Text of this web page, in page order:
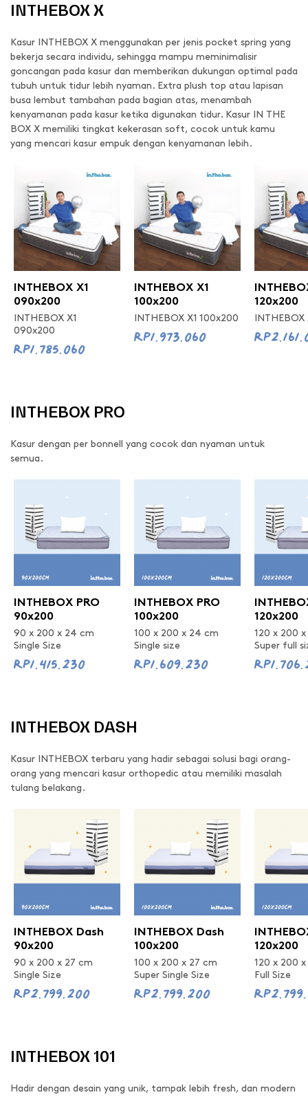
INTHEBOX X
Kasur INTHEBOX X menggunakan per jenis pocket spring yang
bekerja secara individu, sehingga mampu meminimalisir
goncangan pada kasur dan memberikan dukungan optimal pada
tubuh untuk tidur lebih nyaman. Extra plush top atau lapisan
busa lembut tambahan pada bagian atas, menambah
kenyamanan pada kasur ketika digunakan tidur. Kasur IN THE
BOX X memiliki tingkat kekerasan soft, cocok untuk kamu
yang mencari kasur empuk dengan kenyamanan lebih.
INTHEBOX X1
090x200
INTHEBOX X1
090x200
Rp1.785.060
INTHEBOX X1
100x200
INTHEBOX X1 100x200
Rp1.973.060
120x200
INTHEBOX PRO
Kasur dengan per bonnell yang cocok dan nyaman untuk
semua.
INTHEBOX PRO
90x200
90 x 200 x 24 cm
Single Size
Rp1.415.230
INTHEBOX PRO
100x200
100 x 200 x 24 cm
Single size
Rp1.609.230
120x200
120 x 200
Super full
INTHEBOX DASH
Kasur INTHEBOX terbaru yang hadir sebagai solusi bagi orang-
orang yang mencari kasur orthopedic atau memiliki masalah
tulang belakang.
INTHEBOX Dash
90x200
90 x 200 x 27 cm
Single Size
Rp2.799.200
INTHEBOX Dash
100x200
100 x 200 x 27 cm
Super Single Size
Rp2.799.200
120x200
120 x 200
Full Size
INTHEBOX 101
Hadir dengan desain yang unik, tampak lebih fresh, dan modern